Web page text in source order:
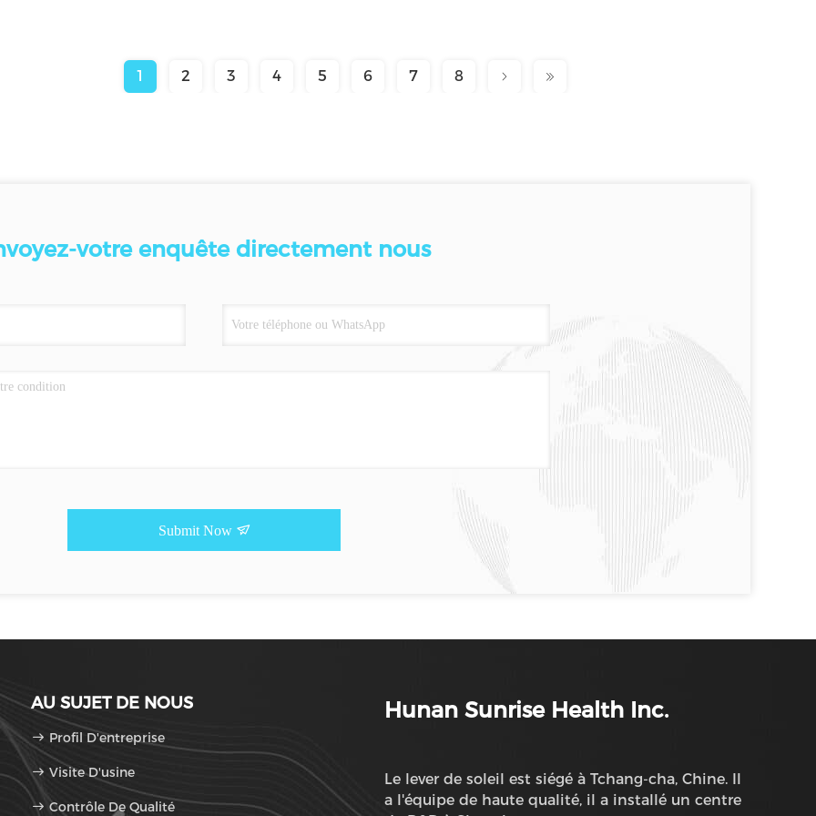
1 2 3 4 5 6 7 8
votre enquête directement nous
Submit Now
AU SUJET DE NOUS
Profil D'entreprise
Visite D'usine
Contrôle De Qualité
Hunan Sunrise Health Inc.
Le lever de soleil est siégé à Tchang-cha, Chine. Il
a l'équipe de haute qualité, il a installé un centre